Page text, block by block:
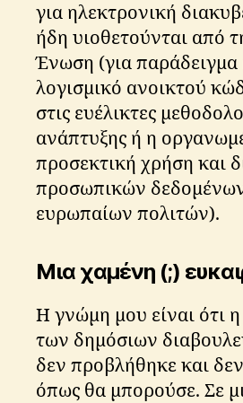
για ηλεκτρονική
ήδη υιοθετούνται από
Ένωση (για
λογισμικό ανοικτού
στις ευέλικτες
ανάπτυξης ή η
προσεκτική χρήση και
προσωπικών
ευρωπαίων πολιτών).
Μια χαμένη (;)
Η γνώμη μου είναι ότι
των δημόσιων
δεν προβλήθηκε και
όπως θα μπορούσε. Σε
e
g
o